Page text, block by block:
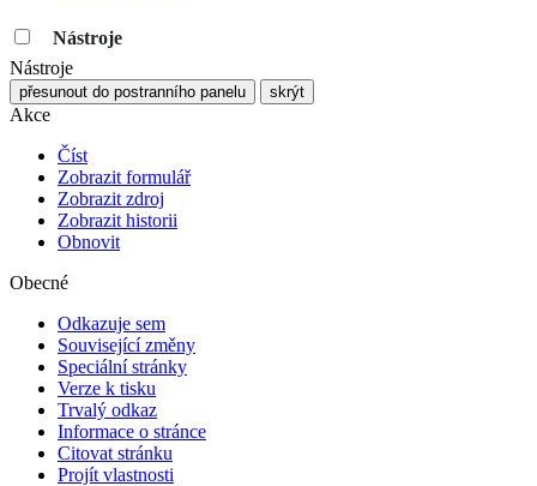
Nástroje
Nástroje
přesunout do postranního panelu skrýt
Akce
Číst
Zobrazit formulář
Zobrazit zdroj
Zobrazit historii
Obnovit
Obecné
Odkazuje sem
Související změny
Speciální stránky
Verze k tisku
Trvalý odkaz
Informace o stránce
Citovat stránku
Projít vlastnosti